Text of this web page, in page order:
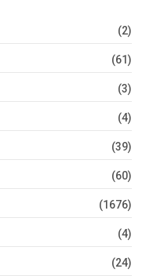
(2)
(61)
(3)
(4)
(39)
(60)
(1676)
(4)
(24)